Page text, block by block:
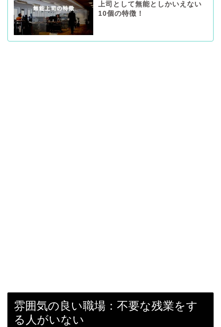
上司として無能としかいえない
10個の特徴！
雰囲気の良い職場：不要な残業をす
る人がいない